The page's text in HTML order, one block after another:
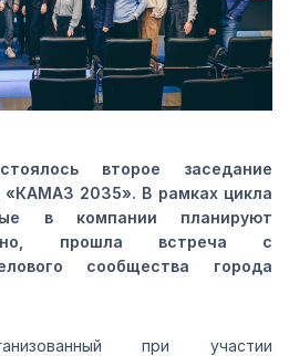
второе заседание
«КАМАЗ 2035». В рамках цикла
в компании планируют
прошла встреча с
сообщества города
при участии